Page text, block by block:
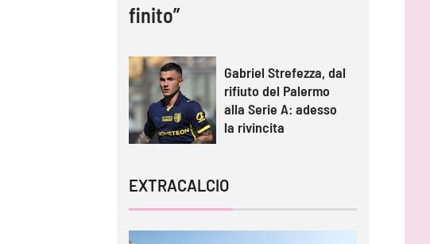
finito”
Gabriel Strefezza, dal
rifiuto del Palermo
alla Serie A: adesso
la rivincita
EXTRACALCIO